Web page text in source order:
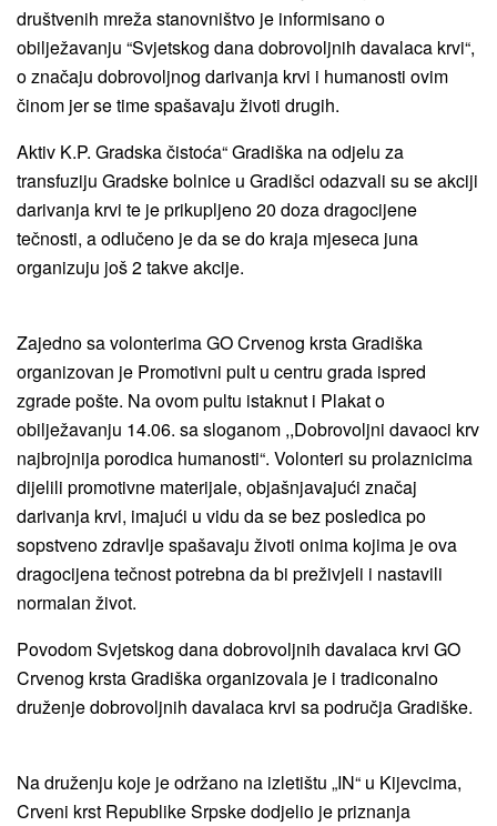
društvenih mreža stanovništvo je informisano o
obilježavanju “Svjetskog dana dobrovoljnih davalaca krvi“,
o značaju dobrovoljnog darivanja krvi i humanosti ovim
činom jer se time spašavaju životi drugih.
Aktiv K.P. Gradska čistoća“ Gradiška na odjelu za
transfuziju Gradske bolnice u Gradišci odazvali su se akciji
darivanja krvi te je prikupljeno 20 doza dragocijene
tečnosti, a odlučeno je da se do kraja mjeseca juna
organizuju još 2 takve akcije.
Zajedno sa volonterima GO Crvenog krsta Gradiška
organizovan je Promotivni pult u centru grada ispred
zgrade pošte. Na ovom pultu istaknut i Plakat o
obilježavanju 14.06. sa sloganom ,,Dobrovoljni davaoci krv
najbrojnija porodica humanosti“. Volonteri su prolaznicima
dijelili promotivne materijale, objašnjavajući značaj
darivanja krvi, imajući u vidu da se bez posledica po
sopstveno zdravlje spašavaju životi onima kojima je ova
dragocijena tečnost potrebna da bi preživjeli i nastavili
normalan život.
Povodom Svjetskog dana dobrovoljnih davalaca krvi GO
Crvenog krsta Gradiška organizovala je i tradiconalno
druženje dobrovoljnih davalaca krvi sa područja Gradiške.
Na druženju koje je održano na izletištu „IN“ u Kijevcima,
Crveni krst Republike Srpske dodjelio je priznanja